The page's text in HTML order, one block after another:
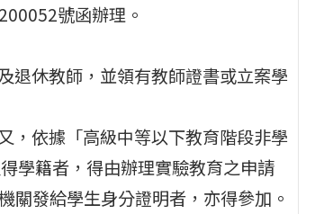
號函辦理。
退休教師，並領有教師證書或立案學
，依據「高級中等以下教育階段非學
學籍者，得由辦理實驗教育之申請
關發給學生身分證明者，亦得參加。